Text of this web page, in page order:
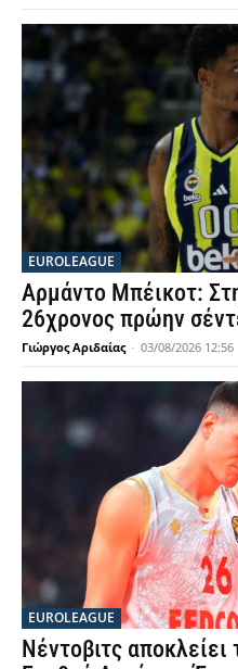
EUROLEAGUE
Αρμάντο Μπέικοτ:
26χρονος πρώην
Γιώργος Αριδαίας - 03/08/2026 12:56
EUROLEAGUE
Νέντοβιτς